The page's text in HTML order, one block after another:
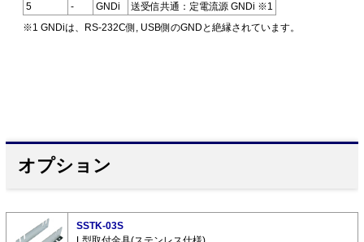
5 - GNDi
送受信共通：定電流源 GNDi ※1
※1 GNDiは、RS-232C側, USB側のGNDと絶縁されています。
オプション
SSTK-03S